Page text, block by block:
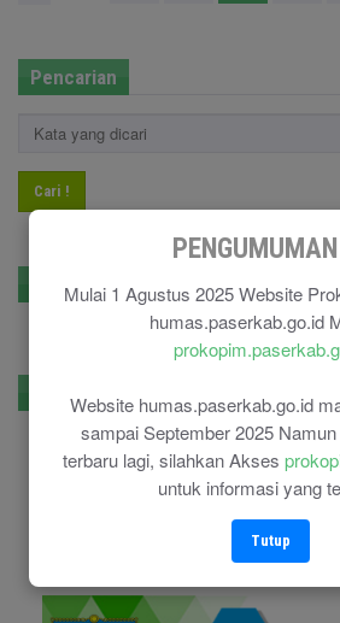
Mulai 1 Agustus 2025 Website
humas.paserkab.go.id
Website humas.paserkab.go.id
sampai September 2025
terbaru lagi, silahkan Akses
untuk informasi yang
Tutup
Pencarian
Cari !
GPR Kominfo
E-Government